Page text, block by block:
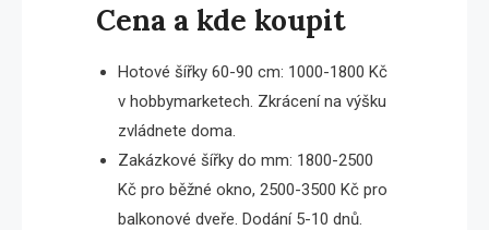
Cena a kde koupit
Hotové šířky 60-90 cm: 1000-1800 Kč
v hobbymarketech. Zkrácení na výšku
zvládnete doma.
Zakázkové šířky do mm: 1800-2500
Kč pro běžné okno, 2500-3500 Kč pro
balkonové dveře. Dodání 5-10 dnů.